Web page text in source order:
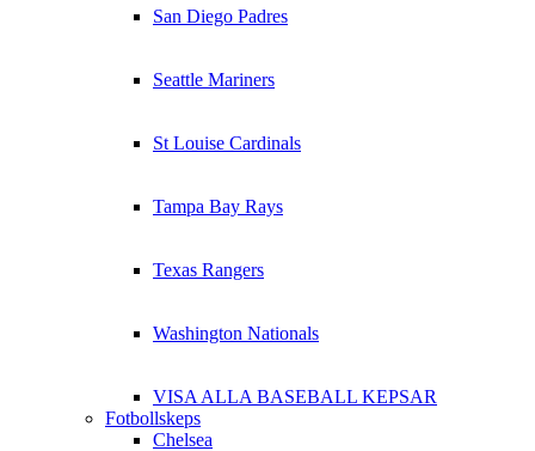
San Diego Padres
Seattle Mariners
St Louise Cardinals
Tampa Bay Rays
Texas Rangers
Washington Nationals
VISA ALLA BASEBALL KEPSAR
Fotbollskeps
Chelsea